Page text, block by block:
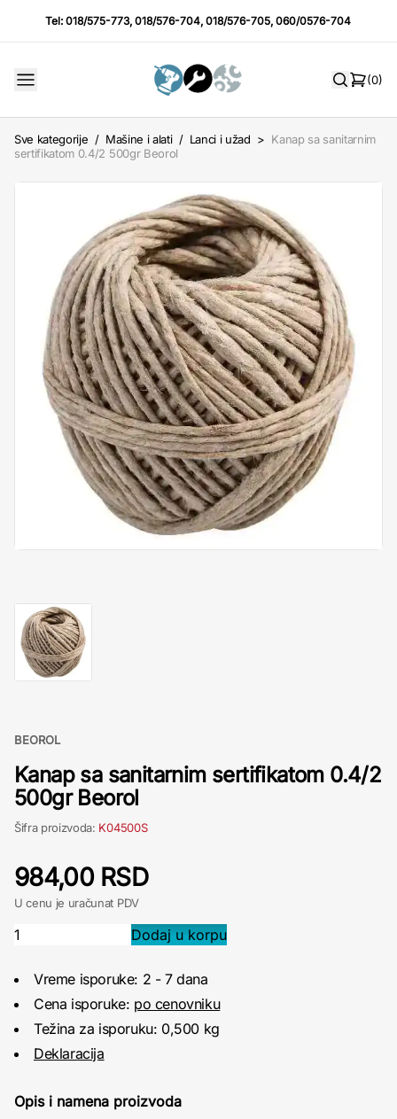
Tel:018/575-773,018/576-704,018/576-705,060/0576-704
(0)
Sve kategorije / Mašine i alati / Lanci i užad > Kanap sa sanitarnim
sertifikatom 0.4/2 500gr Beorol
BEOROL
Kanap sa sanitarnim sertifikatom 0.4/2
500gr Beorol
Šifra proizvoda: K04500S
984,00 RSD
U cenu je uračunat PDV
Vreme isporuke: 2 - 7 dana
Cena isporuke: po cenovniku
Težina za isporuku: 0,500 kg
Deklaracija
Opis i namena proizvoda